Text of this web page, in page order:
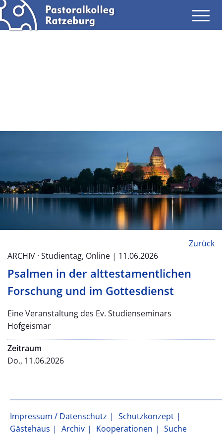
Zurück
ARCHIV · Studientag, Online | 11.06.2026
Psalmen in der alttestamentlichen
Forschung und im Gottesdienst
Eine Veranstaltung des Ev. Studienseminars
Hofgeismar
Zeitraum
Do., 11.06.2026
Impressum / Datenschutz
Schutzkonzept
Gästehaus
Archiv Kooperationen Suche